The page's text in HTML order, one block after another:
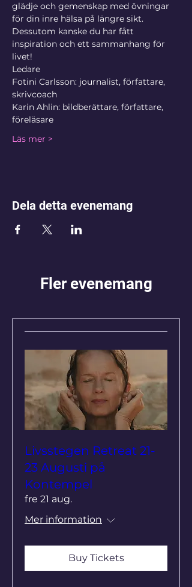
glädje och gemenskap med övningar
för din inre hälsa på längre sikt.
Dessutom kanske du har fått
inspiration och ett sammanhang för
livet!
Ledare
Fotini Carlsson: journalist, författare,
skrivcoach
Karin Ahlin: bildberättare, författare,
föreläsare
Läs mer >
Dela detta evenemang
Fler evenemang
Livsstegen Retreat 21-
23 Augusti på
Kontempel
fre 21 aug.
Mer information
Buy Tickets